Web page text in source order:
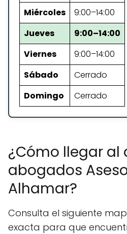
Miércoles
9:00–14:00
Jueves
9:00–14:00
Viernes
9:00–14:00
Sábado
Cerrado
Domingo
Cerrado
¿Cómo llegar al
abogados
Alhamar?
Consulta el siguiente
exacta para que